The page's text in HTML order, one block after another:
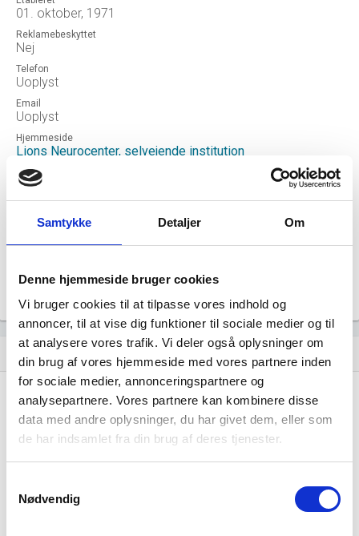
Samtykke Detaljer Om
Denne hjemmeside bruger cookies
Vi bruger cookies til at tilpasse vores indhold og
annoncer, til at vise dig funktioner til sociale medier og til
at analysere vores trafik. Vi deler også oplysninger om
din brug af vores hjemmeside med vores partnere inden
for sociale medier, annonceringspartnere og
analysepartnere. Vores partnere kan kombinere disse
data med andre oplysninger, du har givet dem, eller som
de har indsamlet fra din brug af deres tjenester.
Nødvendig
01. oktober, 1971
Reklamebeskyttet
Nej
Telefon
Uoplyst
Email
Uoplyst
Hjemmeside
Lions Neurocenter, selvejende institution
Status
Aktiv
Uoplyst
Tegningsregel
Uoplyst
Udvikling i antal ansatte
20 - 49
20 - 49
100 - 199
100 - 199
200 - 499
200 - 499
500 - 999
500 - 999
1000+
1000+